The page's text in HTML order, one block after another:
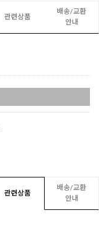
관련상품
배송/교환
안내
관련상품
배송/교환
안내